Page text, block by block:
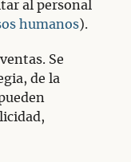
al personal
humanos).
Se
de la